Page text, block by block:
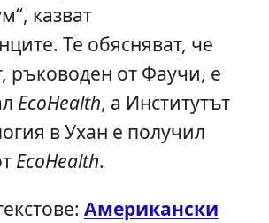
казват
Те обясняват, че
ръководен от Фаучи, е
EcoHealth, а Институтът
в Ухан е получил
EcoHealth.
Американски